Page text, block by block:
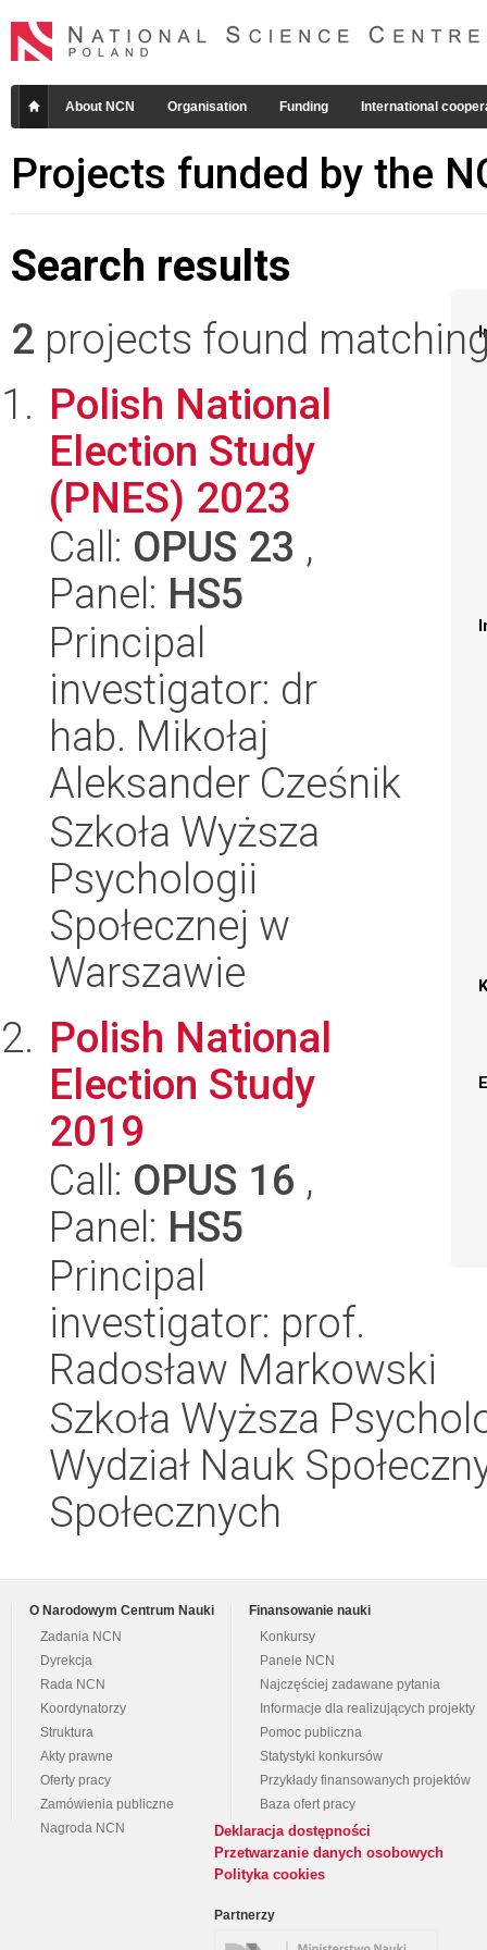
About NCN Organisation Funding International
Projects funded by the
Search results
2 projects found
Polish National
Election Study
(PNES) 2023
Call: OPUS 23 ,
Panel: HS5
Principal
investigator: dr
hab. Mikołaj
Aleksander Cześnik
Szkoła Wyższa
Psychologii
Społecznej w
Warszawie
Polish National
Election Study
2019
Call: OPUS 16 ,
Panel: HS5
Principal
investigator: prof.
Radosław Markowski
Szkoła Wyższa
Wydział Nauk
Społecznych
O Narodowym Centrum Nauki
Zadania NCN
Dyrekcja
Rada NCN
Koordynatorzy
Struktura
Akty prawne
Oferty pracy
Zamówienia publiczne
Nagroda NCN
Finansowanie nauki
Konkursy
Panele NCN
Najczęściej zadawane pytania
Informacje dla realizujących projekty
Pomoc publiczna
Statystyki konkursów
Przykłady finansowanych projektów
Baza ofert pracy
Deklaracja dostępności
Przetwarzanie danych osobowych
Polityka cookies
Partnerzy